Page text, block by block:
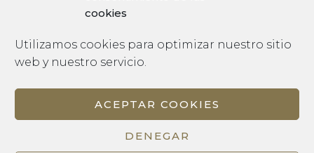
cookies
Utilizamos cookies para optimizar nuestro sitio
web y nuestro servicio.
ACEPTAR COOKIES
DENEGAR
CONTACTO
+34 981 58 12 00